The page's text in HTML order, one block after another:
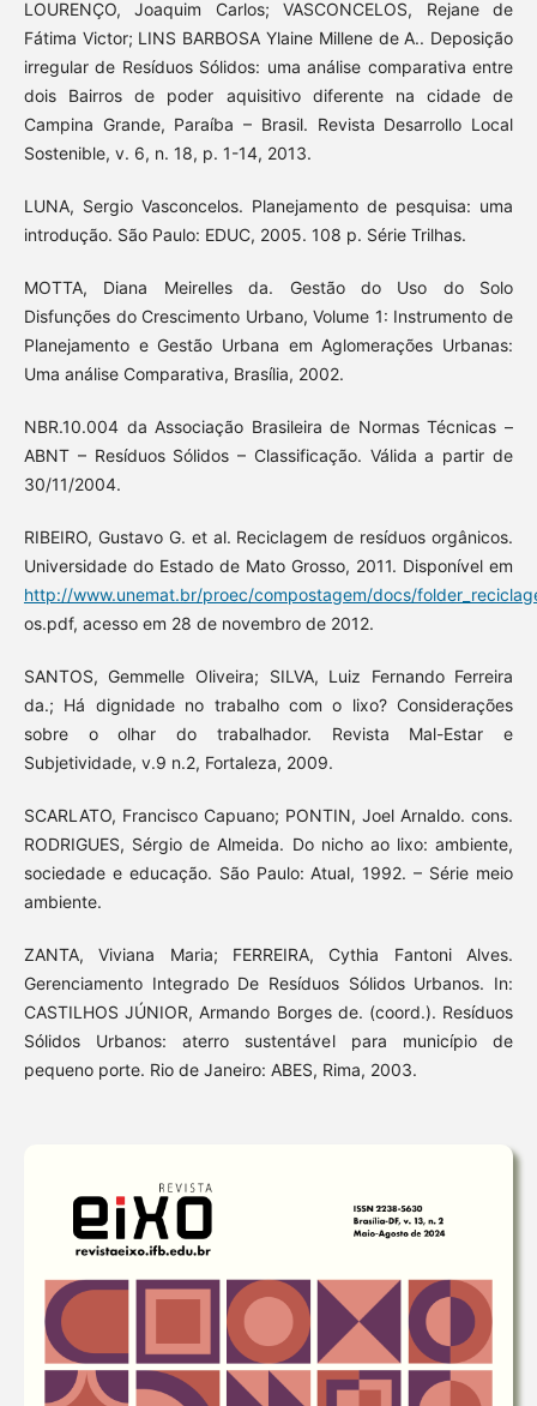
LOURENÇO, Joaquim Carlos; VASCONCELOS, Rejane de
Fátima Victor; LINS BARBOSA Ylaine Millene de A.. Deposição
irregular de Resíduos Sólidos: uma análise comparativa entre
dois Bairros de poder aquisitivo diferente na cidade de
Campina Grande, Paraíba – Brasil. Revista Desarrollo Local
Sostenible, v. 6, n. 18, p. 1-14, 2013.
LUNA, Sergio Vasconcelos. Planejamento de pesquisa: uma
introdução. São Paulo: EDUC, 2005. 108 p. Série Trilhas.
MOTTA, Diana Meirelles da. Gestão do Uso do Solo
Disfunções do Crescimento Urbano, Volume 1: Instrumento de
Planejamento e Gestão Urbana em Aglomerações Urbanas:
Uma análise Comparativa, Brasília, 2002.
NBR.10.004 da Associação Brasileira de Normas Técnicas –
ABNT – Resíduos Sólidos – Classificação. Válida a partir de
30/11/2004.
RIBEIRO, Gustavo G. et al. Reciclagem de resíduos orgânicos.
Universidade do Estado de Mato Grosso, 2011. Disponível em
http://www.unemat.br/proec/compostagem/docs/
os.pdf, acesso em 28 de novembro de 2012.
SANTOS, Gemmelle Oliveira; SILVA, Luiz Fernando Ferreira
da.; Há dignidade no trabalho com o lixo? Considerações
sobre o olhar do trabalhador. Revista Mal-Estar e
Subjetividade, v.9 n.2, Fortaleza, 2009.
SCARLATO, Francisco Capuano; PONTIN, Joel Arnaldo. cons.
RODRIGUES, Sérgio de Almeida. Do nicho ao lixo: ambiente,
sociedade e educação. São Paulo: Atual, 1992. – Série meio
ambiente.
ZANTA, Viviana Maria; FERREIRA, Cythia Fantoni Alves.
Gerenciamento Integrado De Resíduos Sólidos Urbanos. In:
CASTILHOS JÚNIOR, Armando Borges de. (coord.). Resíduos
Sólidos Urbanos: aterro sustentável para município de
pequeno porte. Rio de Janeiro: ABES, Rima, 2003.